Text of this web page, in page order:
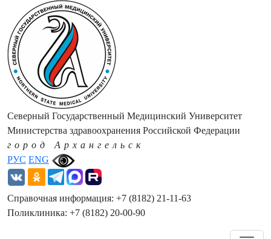
РУС ENG
Северный Государственный Медицинский Университет
Министерства здравоохранения Российской Федерации
город Архангельск
Справочная информация: +7 (8182) 21-11-63
Поликлиника: +7 (8182) 20-00-90